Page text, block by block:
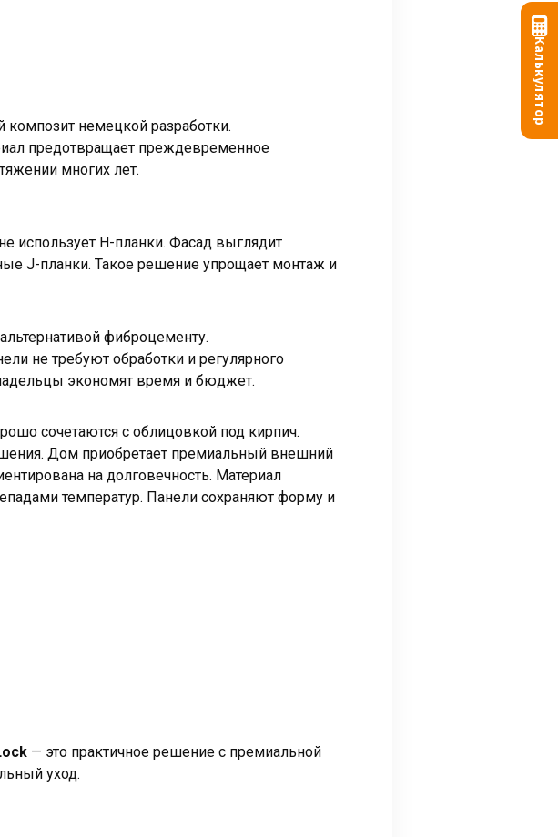
немецкой разработки.
предотвращает преждевременное
многих лет.
использует H-планки. Фасад выглядит
J-планки. Такое решение упрощает монтаж и
фиброцементу.
не требуют обработки и регулярного
экономят время и бюджет.
сочетаются с облицовкой под кирпич.
Дом приобретает премиальный внешний
на долговечность. Материал
температур. Панели сохраняют форму и
— это практичное решение с премиальной
уход.
Калькулятор